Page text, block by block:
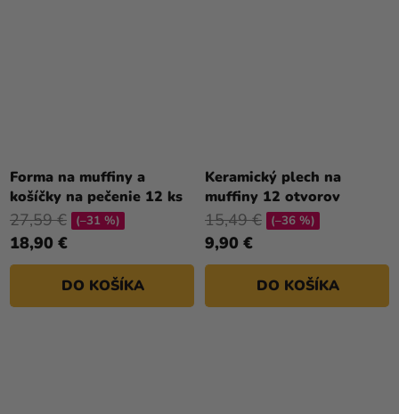
Forma na muffiny a
košíčky na pečenie 12 ks
18,90 €
27,59 € (–31 %)
DO KOŠÍKA
Keramický plech na
muffiny 12 otvorov
9,90 €
15,49 € (–36 %)
DO KOŠÍKA